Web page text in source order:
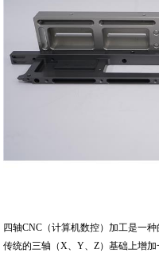
四轴CNC（计算机数控）加工是一
传统的三轴（X、Y、Z）基础上增